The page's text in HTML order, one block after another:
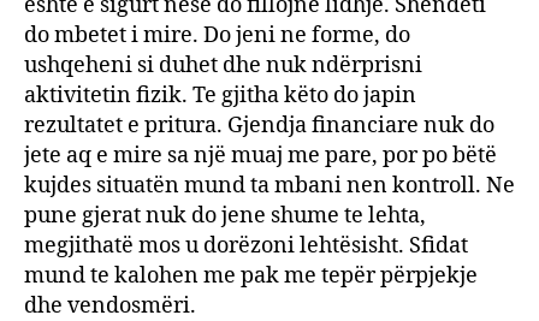
do mbetet i mire. Do jeni ne forme, do
ushqeheni si duhet dhe nuk ndërprisni
aktivitetin fizik. Te gjitha këto do japin
rezultatet e pritura. Gjendja financiare nuk do
jete aq e mire sa një muaj me pare, por po bëtë
kujdes situatën mund ta mbani nen kontroll. Ne
pune gjerat nuk do jene shume te lehta,
megjithatë mos u dorëzoni lehtësisht. Sfidat
mund te kalohen me pak me tepër përpjekje
dhe vendosmëri.